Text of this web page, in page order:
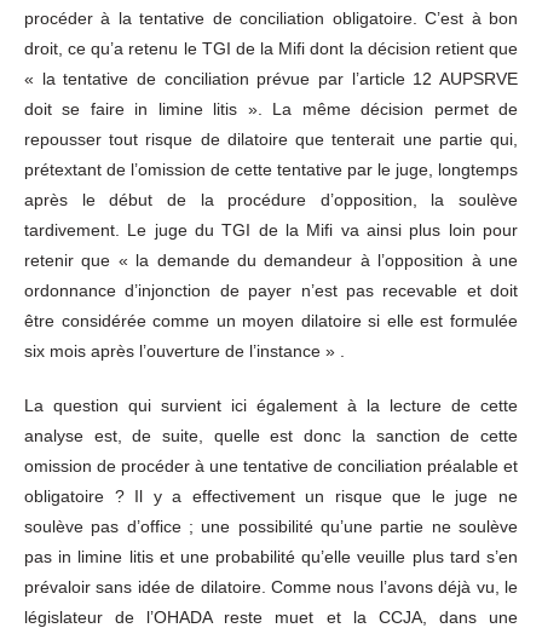
procéder à la tentative de conciliation obligatoire. C’est à bon
droit, ce qu’a retenu le TGI de la Mifi dont la décision retient que
« la tentative de conciliation prévue par l’article 12 AUPSRVE
doit se faire in limine litis ». La même décision permet de
repousser tout risque de dilatoire que tenterait une partie qui,
prétextant de l’omission de cette tentative par le juge, longtemps
après le début de la procédure d’opposition, la soulève
tardivement. Le juge du TGI de la Mifi va ainsi plus loin pour
retenir que « la demande du demandeur à l’opposition à une
ordonnance d’injonction de payer n’est pas recevable et doit
être considérée comme un moyen dilatoire si elle est formulée
six mois après l’ouverture de l’instance » .
La question qui survient ici également à la lecture de cette
analyse est, de suite, quelle est donc la sanction de cette
omission de procéder à une tentative de conciliation préalable et
obligatoire ? Il y a effectivement un risque que le juge ne
soulève pas d’office ; une possibilité qu’une partie ne soulève
pas in limine litis et une probabilité qu’elle veuille plus tard s’en
prévaloir sans idée de dilatoire. Comme nous l’avons déjà vu, le
législateur de l’OHADA reste muet et la CCJA, dans une